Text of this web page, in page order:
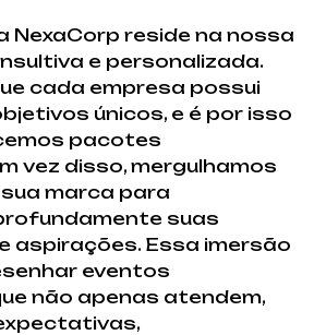
NexaCorp reside na nossa
e personalizada.
cada empresa possui
únicos, e é por isso
pacotes
vez disso, mergulhamos
marca para
suas
aspirações. Essa imersão
eventos
não apenas atendem,